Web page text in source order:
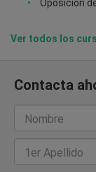
Oposición
Ver todos los
Contacta
Nombre
1er Apellido